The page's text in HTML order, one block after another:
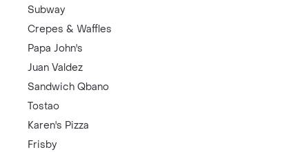
Subway
Crepes & Waffles
Papa John's
Juan Valdez
Sandwich Qbano
Tostao
Karen's Pizza
Frisby